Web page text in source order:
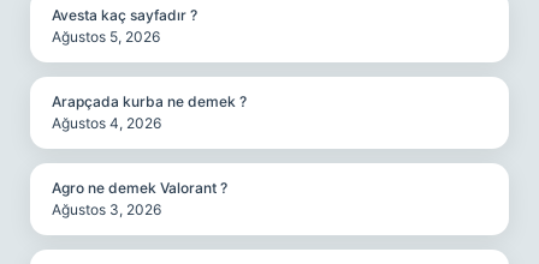
Avesta kaç sayfadır ?
Ağustos 5, 2026
Arapçada kurba ne demek ?
Ağustos 4, 2026
Agro ne demek Valorant ?
Ağustos 3, 2026